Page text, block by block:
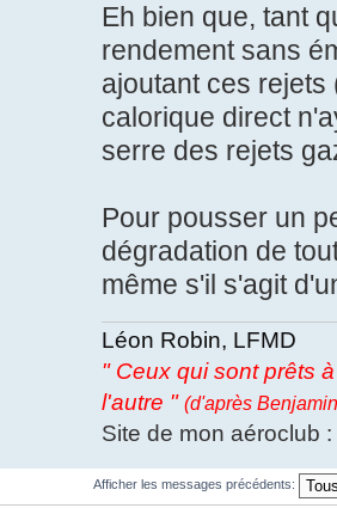
Eh bien que, tant
rendement sans
ajoutant ces
calorique direct
serre des rejets
Pour pousser un
dégradation de
même s'il s'agit
Léon Robin, LFMD
" Ceux qui sont prêts
l'autre " (d'après
Site de mon aéroclub :
Afficher les messages précédents: